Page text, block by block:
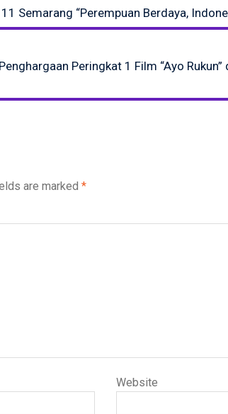
Semarang “Perempuan Berdaya,
Peringkat 1 Film “Ayo Rukun”
are marked *
Website